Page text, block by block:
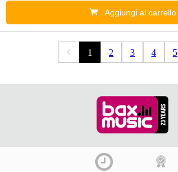
Aggiungi al carrello
1 2 3 4 5